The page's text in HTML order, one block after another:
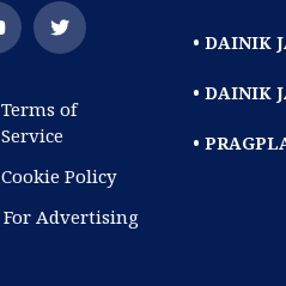
Terms of
Service
Cookie Policy
For Advertising
• DAINIK
• DAINIK
•